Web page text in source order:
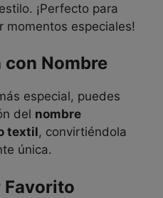
¡Perfecto para
momentos especiales!
Nombre
especial, puedes
del nombre
textil, convirtiéndola
única.
Favorito